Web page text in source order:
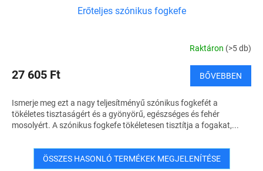
Erőteljes szónikus fogkefe
Raktáron (>5 db)
27 605 Ft BŐVEBBEN
Ismerje meg ezt a nagy teljesítményű szónikus fogkefét a
tökéletes tisztaságért és a gyönyörű, egészséges és fehér
mosolyért. A szónikus fogkefe tökéletesen tisztítja a fogakat,...
ÖSSZES HASONLÓ TERMÉKEK MEGJELENÍTÉSE